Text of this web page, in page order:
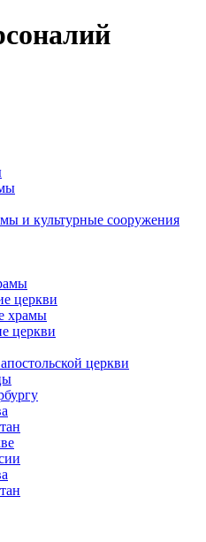
и культурные сооружения
церкви
храмы
церкви
церкви